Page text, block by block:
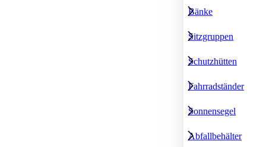
Bänke
Sitzgruppen
Schutzhütten
Fahrradständer
Sonnensegel
Abfallbehälter